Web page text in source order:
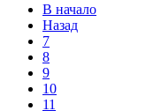
В начало
Назад
7
8
9
10
11